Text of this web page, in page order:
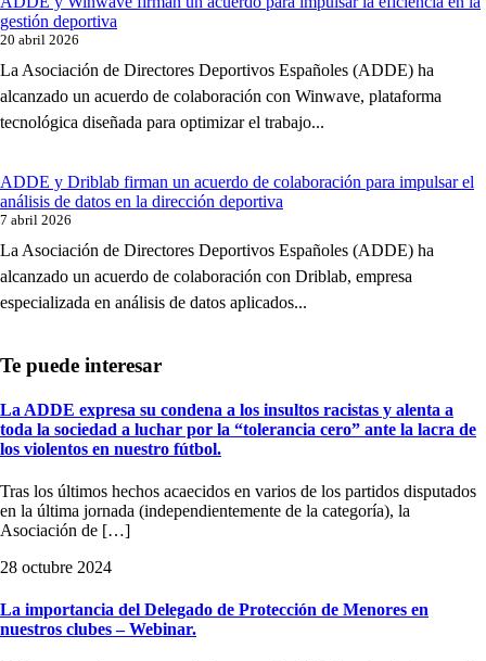
gestión deportiva
20 abril 2026
La Asociación de Directores Deportivos Españoles (ADDE) ha
alcanzado un acuerdo de colaboración con Winwave, plataforma
tecnológica diseñada para optimizar el trabajo...
ADDE y Driblab firman un acuerdo de colaboración para impulsar el
análisis de datos en la dirección deportiva
7 abril 2026
La Asociación de Directores Deportivos Españoles (ADDE) ha
alcanzado un acuerdo de colaboración con Driblab, empresa
especializada en análisis de datos aplicados...
La ADDE expresa su condena a los insultos racistas y alenta a
toda la sociedad a luchar por la “tolerancia cero” ante la lacra de
los violentos en nuestro fútbol.
Tras los últimos hechos acaecidos en varios de los partidos disputados
en la última jornada (independientemente de la categoría), la
Asociación de […]
28 octubre 2024
La importancia del Delegado de Protección de Menores en
nuestros clubes – Webinar.